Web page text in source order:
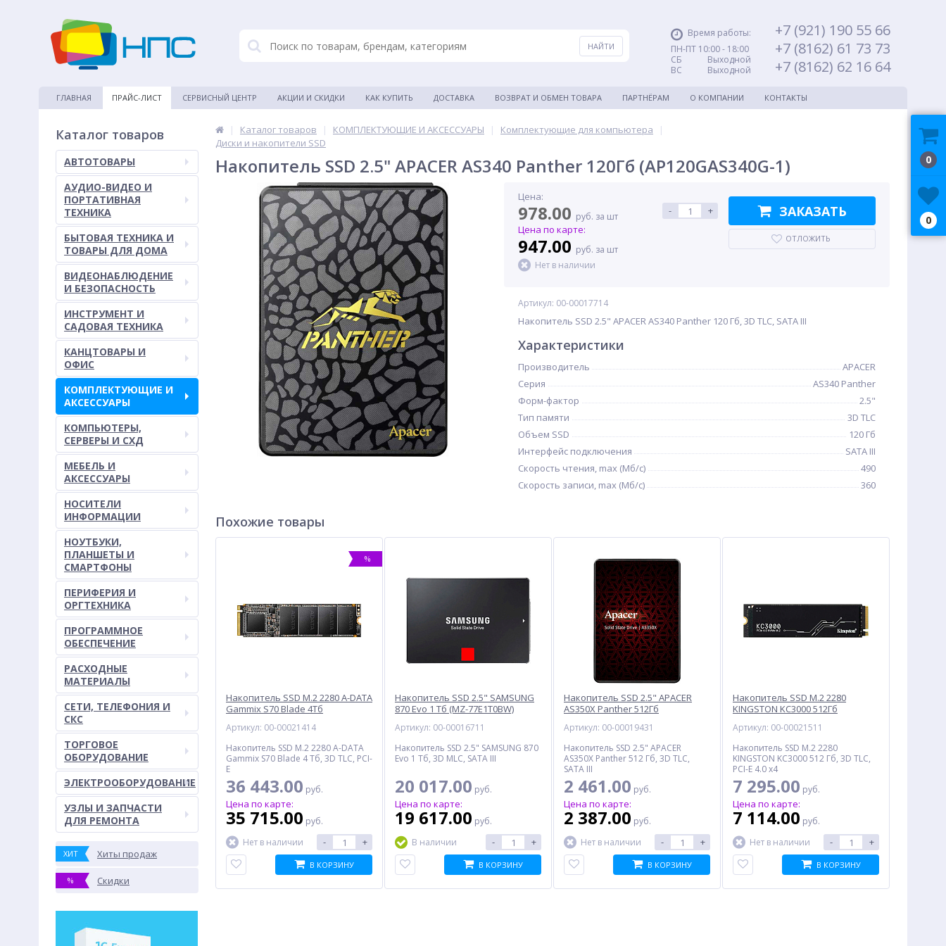
Время работы:
ПН-ПТ 10:00 - 18:00
СБ Выходной
ВС Выходной
+7 (921) 190 55 66
+7 (8162) 61 73 73
+7 (8162) 62 16 64
ГЛАВНАЯ ПРАЙС-ЛИСТ СЕРВИСНЫЙ ЦЕНТР АКЦИИ И СКИДКИ КАК КУПИТЬ ДОСТАВКА ВОЗВРАТ И ОБМЕН ТОВАРА ПАРТНЁРАМ О КОМПАНИИ КОНТАКТЫ
Каталог товаров
АВТОТОВАРЫ
АУДИО-ВИДЕО И
ПОРТАТИВНАЯ
ТЕХНИКА
БЫТОВАЯ ТЕХНИКА И
ТОВАРЫ ДЛЯ ДОМА
ВИДЕОНАБЛЮДЕНИЕ
И БЕЗОПАСНОСТЬ
ИНСТРУМЕНТ И
САДОВАЯ ТЕХНИКА
КАНЦТОВАРЫ И
ОФИС
КОМПЛЕКТУЮЩИЕ И
АКСЕССУАРЫ
КОМПЬЮТЕРЫ,
СЕРВЕРЫ И СХД
МЕБЕЛЬ И
АКСЕССУАРЫ
НОСИТЕЛИ
ИНФОРМАЦИИ
НОУТБУКИ,
ПЛАНШЕТЫ И
СМАРТФОНЫ
ПЕРИФЕРИЯ И
ОРГТЕХНИКА
ПРОГРАММНОЕ
ОБЕСПЕЧЕНИЕ
РАСХОДНЫЕ
МАТЕРИАЛЫ
СЕТИ, ТЕЛЕФОНИЯ И
СКС
ТОРГОВОЕ
ОБОРУДОВАНИЕ
ЭЛЕКТРООБОРУДОВАНИЕ
УЗЛЫ И ЗАПЧАСТИ
ДЛЯ РЕМОНТА
ХИТ Хиты продаж
% Скидки
| Каталог товаров | КОМПЛЕКТУЮЩИЕ И АКСЕССУАРЫ | Комплектующие для компьютера
|
Диски и накопители SSD
Накопитель SSD 2.5" APACER AS340 Panther 120Гб (AP120GAS340G-1)
Цена:
978.00 руб. за шт
Цена по карте:
947.00 руб. за шт
Нет в наличии
- + ЗАКАЗАТЬ
ОТЛОЖИТЬ
Артикул: 00-00017714
Накопитель SSD 2.5" APACER AS340 Panther 120 Гб, 3D TLC, SATA III
Характеристики
Производитель
APACER
Серия
AS340 Panther
Форм-фактор
2.5"
Тип памяти
3D TLC
Объем SSD
120 Гб
Интерфейс подключения
SATA III
Скорость чтения, max (Мб/с)
490
Скорость записи, max (Мб/с)
360
Похожие товары
%
Накопитель SSD M.2 2280 A-DATA
Gammix S70 Blade 4Тб
Артикул: 00-00021414
Накопитель SSD M.2 2280 A-DATA
Gammix S70 Blade 4 Тб, 3D TLC, PCI-
E
36 443.00 руб.
Цена по карте:
35 715.00 руб.
Нет в наличии
- +
В КОРЗИНУ
Накопитель SSD 2.5" SAMSUNG
870 Evo 1 Тб (MZ-77E1T0BW)
Артикул: 00-00016711
Накопитель SSD 2.5" SAMSUNG 870
Evo 1 Тб, 3D MLC, SATA III
20 017.00 руб.
Цена по карте:
19 617.00 руб.
В наличии
- +
В КОРЗИНУ
Накопитель SSD 2.5" APACER
AS350X Panther 512Гб
Артикул: 00-00019431
Накопитель SSD 2.5" APACER
AS350X Panther 512 Гб, 3D TLC,
SATA III
2 461.00 руб.
Цена по карте:
2 387.00 руб.
Нет в наличии
- +
В КОРЗИНУ
Накопитель SSD M.2 2280
KINGSTON KC3000 512Гб
Артикул: 00-00021511
Накопитель SSD M.2 2280
KINGSTON KC3000 512 Гб, 3D TLC,
PCI-E 4.0 x4
7 295.00 руб.
Цена по карте:
7 114.00 руб.
Нет в наличии
- +
В КОРЗИНУ
0
0